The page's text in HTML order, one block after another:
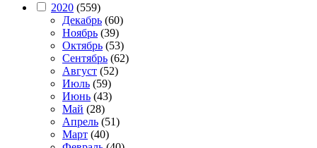
2020 (559)
Декабрь (60)
Ноябрь (39)
Октябрь (53)
Сентябрь (62)
Август (52)
Июль (59)
Июнь (43)
Май (28)
Апрель (51)
Март (40)